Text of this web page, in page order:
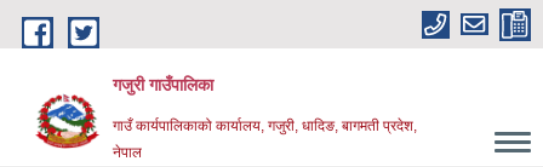
Skip to main content
गजुरी गाउँपालिका
गाउँ कार्यपालिकाको कार्यालय, गजुरी, धादिङ, बागमती प्रदेश,
नेपाल